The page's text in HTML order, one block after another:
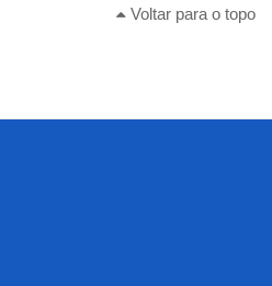
Voltar para o topo